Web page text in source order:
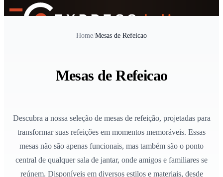
Home/Mesas de Refeicao
Mesas de Refeicao
Descubra a nossa seleção de mesas de refeição, projetadas para
transformar suas refeições em momentos memoráveis. Essas
mesas não são apenas funcionais, mas também são o ponto
central de qualquer sala de jantar, onde amigos e familiares se
reúnem. Disponíveis em diversos estilos e materiais, desde